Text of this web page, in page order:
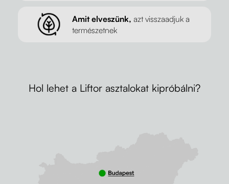
Amit elveszünk, azt visszaadjuk a
természetnek
Hol lehet a Liftor asztalokat kipróbálni?